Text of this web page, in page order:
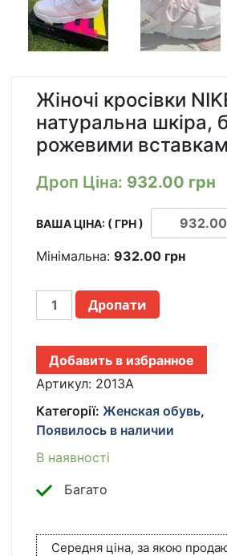
Жіночі кросівки
натуральна шкіра,
рожевими
Дроп Ціна: 932.00 грн
ВАША ЦІНА: ( ГРН )
Мінімальна: 932.00 грн
ЖЕНСКИЕ
КРОССОВКИ
DUNK
НАТУРАЛЬНАЯ
,
БЕЛЫЕ
С
РОЗОВЫМИ
ВСТАВКАМИ
КІЛЬКІСТЬ
Дропати
Добавить в избранное
Артикул: 2013A
Категорії: Женская обувь,
Появилось в наличии
В наявності
Багато
Середня ціна, за якою